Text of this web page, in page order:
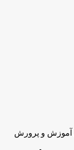
آموزش و پرورش